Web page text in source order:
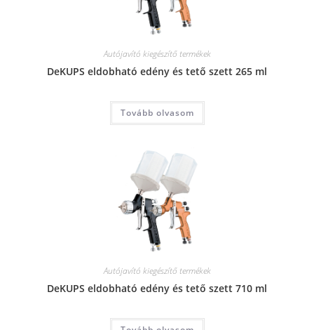
Autójavító kiegészítő termékek
DeKUPS eldobható edény és tető szett 265 ml
Tovább olvasom
Autójavító kiegészítő termékek
DeKUPS eldobható edény és tető szett 710 ml